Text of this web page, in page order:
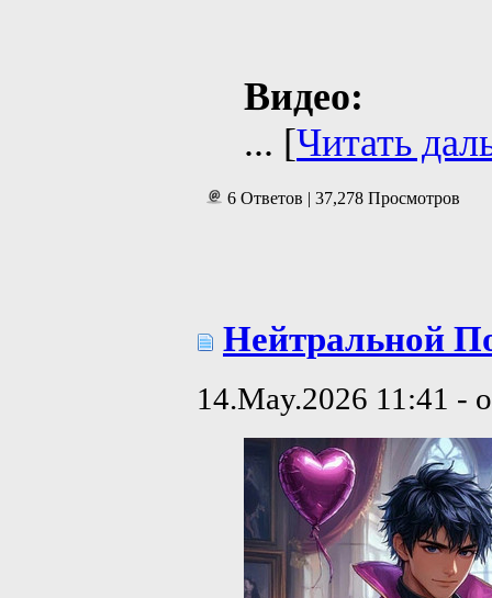
Видео:
... [Читать
6 Ответов | 37,278 Просмотров
Нейтральной
14.May.2026 11:41 -